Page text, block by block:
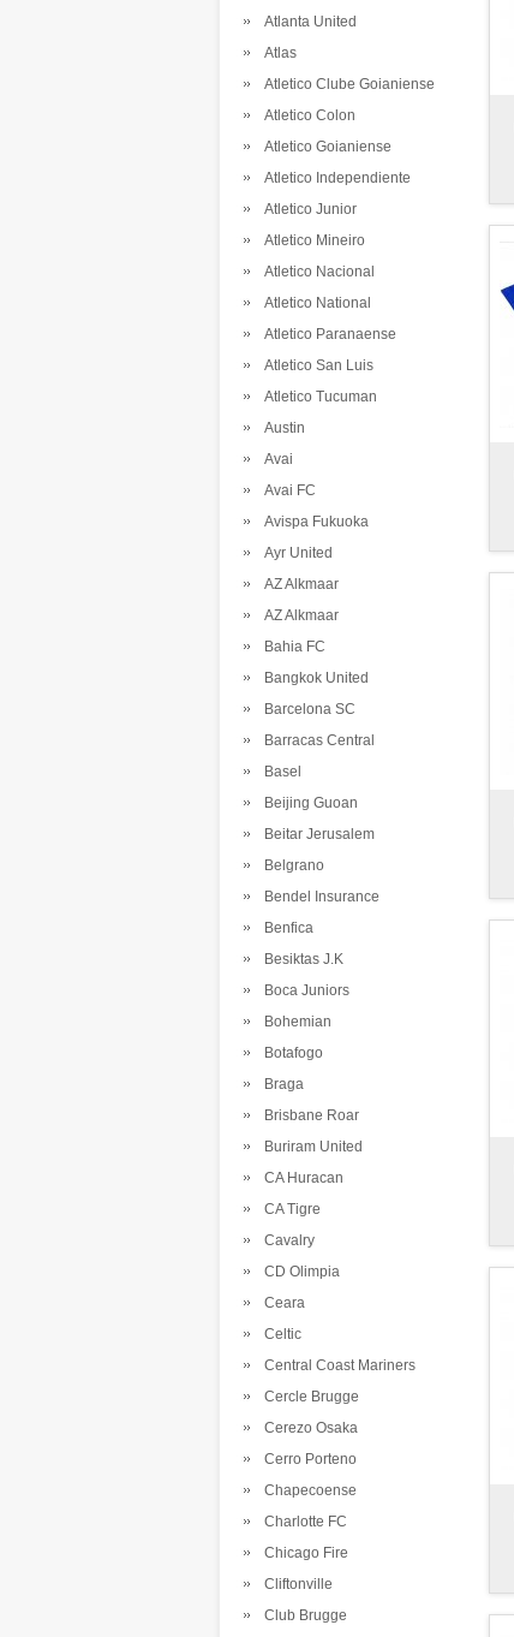
Atlanta United
Atlas
Atletico Clube Goianiense
Atletico Colon
Atletico Goianiense
Atletico Independiente
Atletico Junior
Atletico Mineiro
Atletico Nacional
Atletico National
Atletico Paranaense
Atletico San Luis
Atletico Tucuman
Austin
Avai
Avai FC
Avispa Fukuoka
Ayr United
AZ Alkmaar
AZ Alkmaar
Bahia FC
Bangkok United
Barcelona SC
Barracas Central
Basel
Beijing Guoan
Beitar Jerusalem
Belgrano
Bendel Insurance
Benfica
Besiktas J.K
Boca Juniors
Bohemian
Botafogo
Braga
Brisbane Roar
Buriram United
CA Huracan
CA Tigre
Cavalry
CD Olimpia
Ceara
Celtic
Central Coast Mariners
Cercle Brugge
Cerezo Osaka
Cerro Porteno
Chapecoense
Charlotte FC
Chicago Fire
Cliftonville
Club Brugge